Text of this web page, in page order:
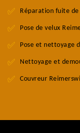
Réparation fuite
Pose de velux
Pose et nettoyage
Nettoyage et
Couvreur